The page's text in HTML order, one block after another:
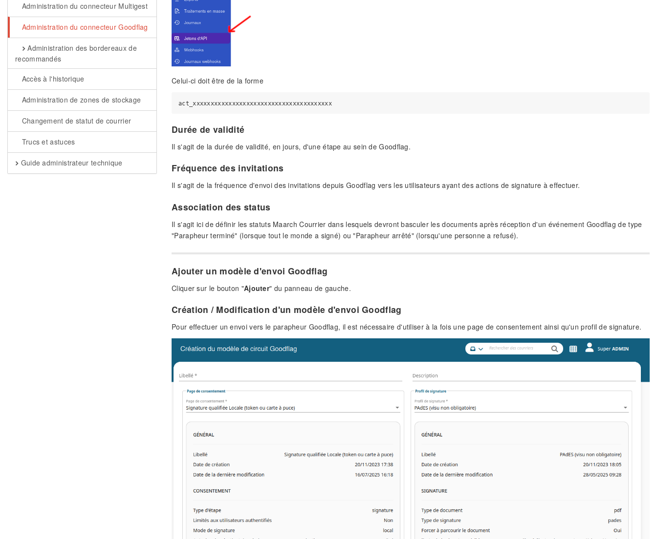
Administration du connecteur Multigest
Administration du connecteur Goodflag
Administration des bordereaux de
recommandés
Accès à l'historique
Administration de zones de stockage
Changement de statut de courrier
Trucs et astuces
Guide administrateur technique
Celui-ci doit être de la forme
act_xxxxxxxxxxxxxxxxxxxxxxxxxxxxxxxxxxxxxxx
Durée de validité
Il s'agit de la durée de validité, en jours, d'une étape au sein de Goodflag.
Fréquence des invitations
Il s'agit de la fréquence d'envoi des invitations depuis Goodflag vers les utilisateurs ayant des actions de signature à effectuer.
Association des status
Il s'agit ici de définir les statuts Maarch Courrier dans lesquels devront basculer les documents après réception d'un événement Goodflag de type
"Parapheur terminé" (lorsque tout le monde a signé) ou "Parapheur arrêté" (lorsqu'une personne a refusé).
Ajouter un modèle d'envoi Goodflag
Cliquer sur le bouton "Ajouter" du panneau de gauche.
Création / Modification d'un modèle d'envoi Goodflag
Pour effectuer un envoi vers le parapheur Goodflag, il est nécessaire d'utiliser à la fois une page de consentement ainsi qu'un profil de signature.